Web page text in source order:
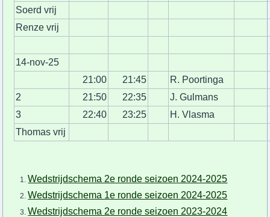
Soerd vrij
Renze vrij
14-nov-25
21:00
21:45
R. Poortinga
2
21:50 22:35
J. Gulmans
3
22:40 23:25
H. Vlasma
Thomas vrij
Wedstrijdschema 2e ronde seizoen 2024-2025
Wedstrijdschema 1e ronde seizoen 2024-2025
Wedstrijdschema 2e ronde seizoen 2023-2024